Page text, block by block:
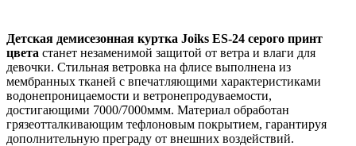
Детская демисезонная куртка Joiks ES-24 серого принт
цвета станет незаменимой защитой от ветра и влаги для
девочки. Стильная ветровка на флисе выполнена из
мембранных тканей с впечатляющими характеристиками
водонепроницаемости и ветронепродуваемости,
достигающими 7000/7000ммм. Материал обработан
грязеотталкивающим тефлоновым покрытием, гарантируя
дополнительную преграду от внешних воздействий.